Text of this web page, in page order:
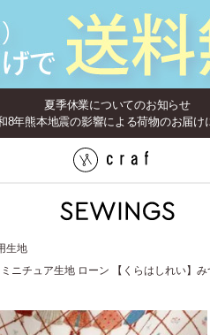
夏季休業についてのお知らせ
8年熊本地震の影響による荷物のお届け
生地
ミニチュア生地 ローン 【くらはしれい】